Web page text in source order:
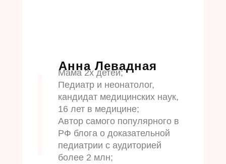
Анна Левадная
Мама 2х детей;
Педиатр и неонатолог,
кандидат медицинских наук,
16 лет в медицине;
Автор самого популярного в
РФ блога о доказательной
педиатрии с аудиторией
более 2 млн;